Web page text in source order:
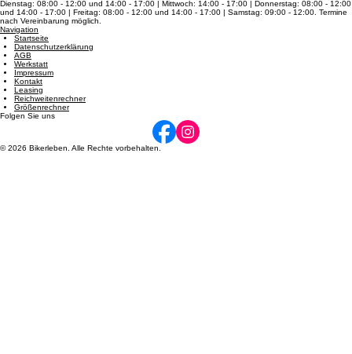
Kontakt
Telefon: +49 (0) 6430 9229631 Email: info@bikerleben.de
Öffnungszeiten
Dienstag: 08:00 - 12:00 und 14:00 - 17:00 | Mittwoch: 14:00 - 17:00 | Donnerstag: 08:00 - 12:00
und 14:00 - 17:00 | Freitag: 08:00 - 12:00 und 14:00 - 17:00 | Samstag: 09:00 - 12:00. Termine
nach Vereinbarung möglich.
Navigation
Startseite
Datenschutzerklärung
AGB
Werkstatt
Impressum
Kontakt
Leasing